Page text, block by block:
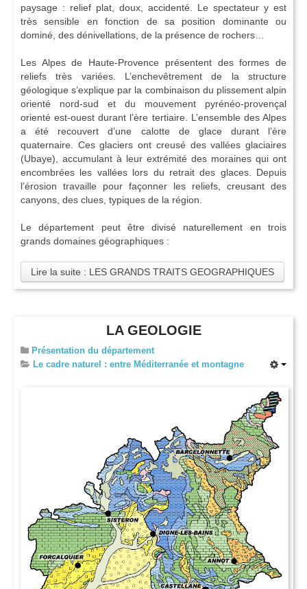
paysage : relief plat, doux, accidenté. Le spectateur y est
très sensible en fonction de sa position dominante ou
dominé, des dénivellations, de la présence de rochers…
Les Alpes de Haute-Provence présentent des formes de
reliefs très variées. L’enchevêtrement de la structure
géologique s’explique par la combinaison du plissement alpin
orienté nord-sud et du mouvement pyrénéo-provençal
orienté est-ouest durant l’ère tertiaire. L’ensemble des Alpes
a été recouvert d’une calotte de glace durant l’ère
quaternaire. Ces glaciers ont creusé des vallées glaciaires
(Ubaye), accumulant à leur extrémité des moraines qui ont
encombrées les vallées lors du retrait des glaces. Depuis
l’érosion travaille pour façonner les reliefs, creusant des
canyons, des clues, typiques de la région.
Le département peut être divisé naturellement en trois
grands domaines géographiques :
Lire la suite : LES GRANDS TRAITS GEOGRAPHIQUES
LA GEOLOGIE
Présentation du département
Le cadre naturel : entre Méditerranée et montagne